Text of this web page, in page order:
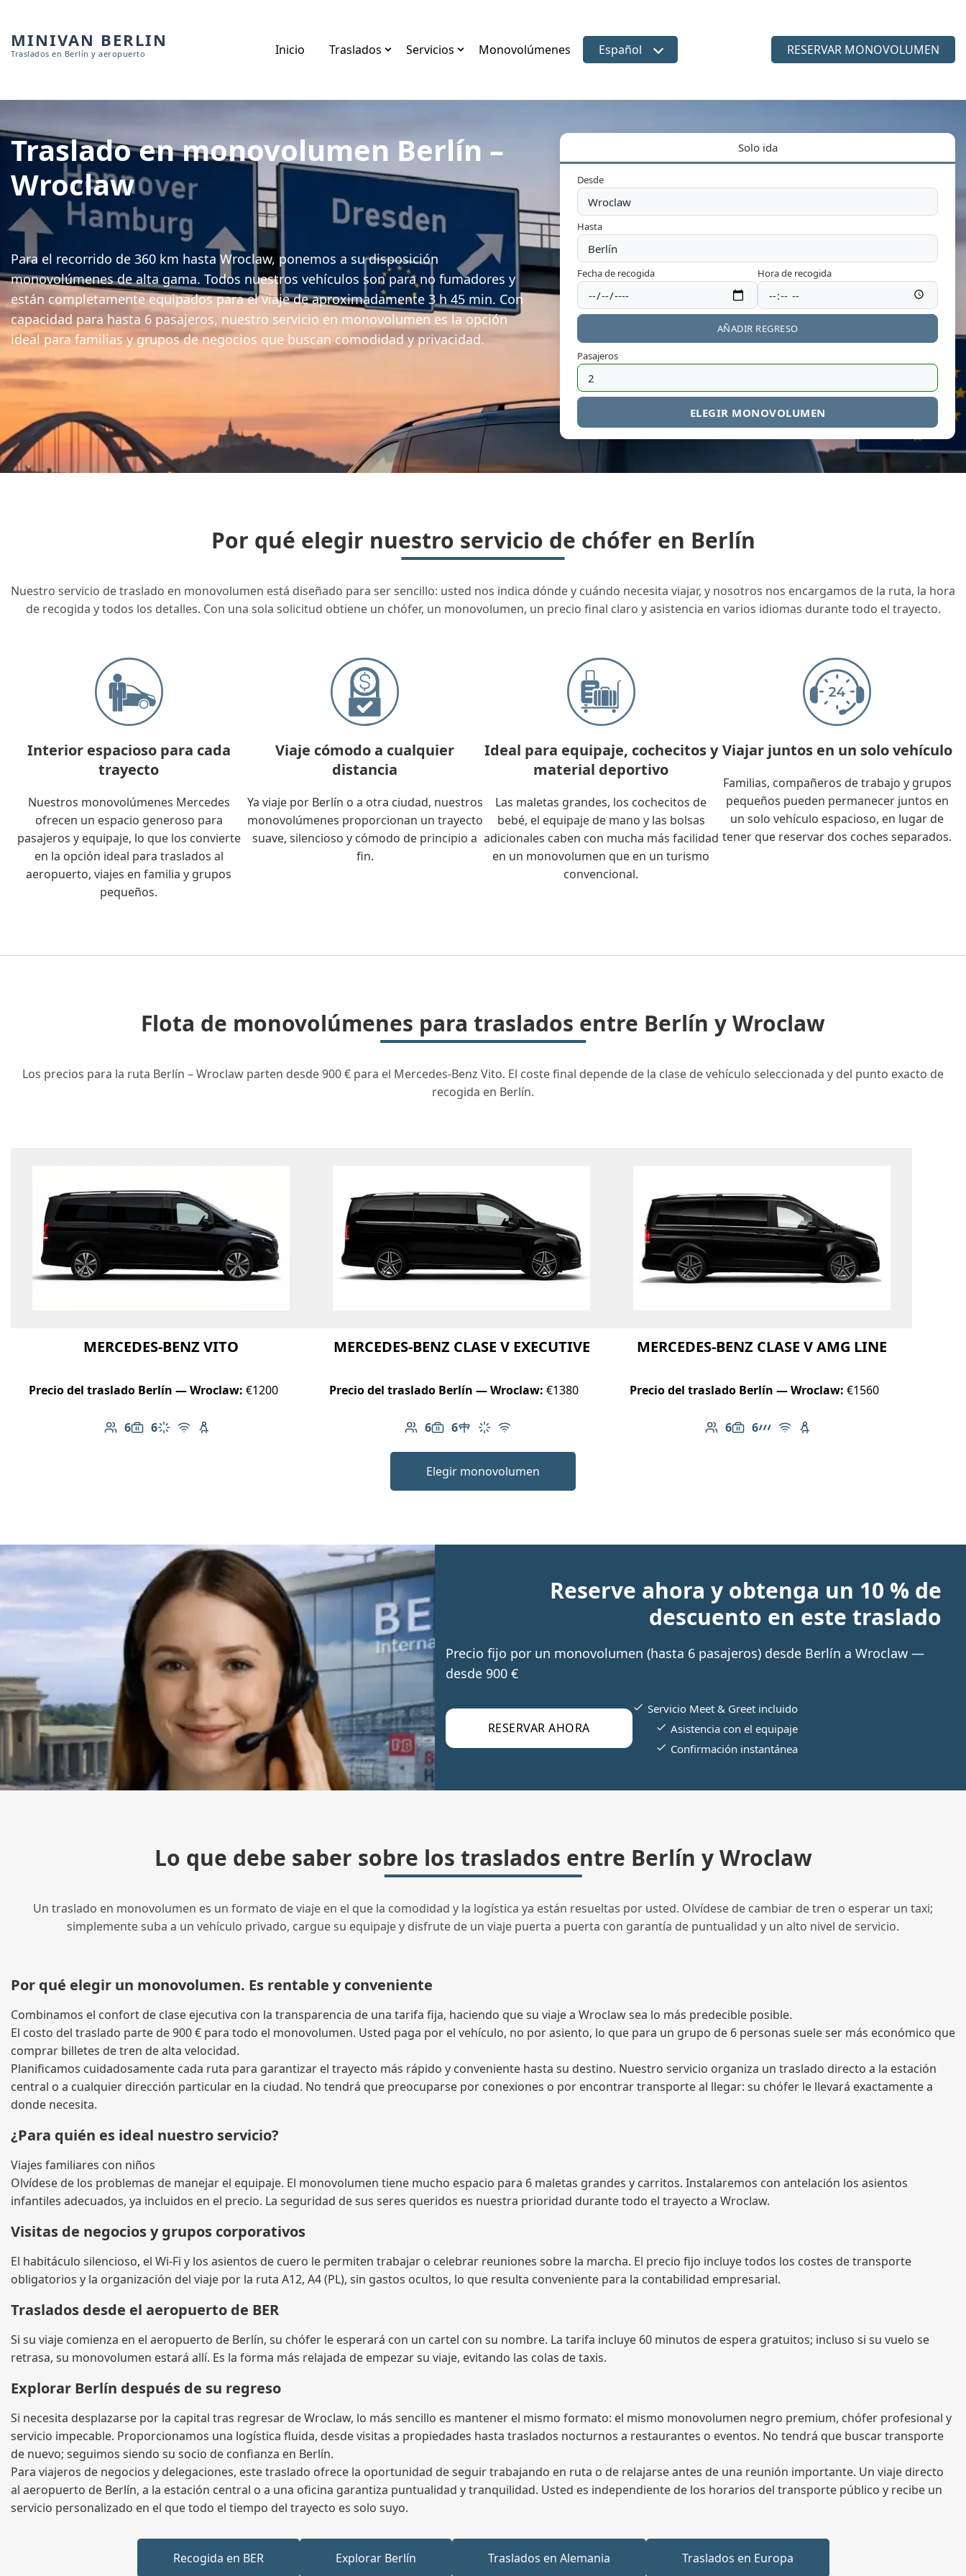
MINIVAN BERLIN
Traslados en Berlín y aeropuerto Inicio Traslados Servicios Monovolúmenes Elegir idioma
Español RESERVAR MONOVOLUMEN
Traslado en monovolumen Berlín –
Wroclaw
Para el recorrido de 360 km hasta Wroclaw, ponemos a su disposición
monovolúmenes de alta gama. Todos nuestros vehículos son para no fumadores y
están completamente equipados para el viaje de aproximadamente 3 h 45 min. Con
capacidad para hasta 6 pasajeros, nuestro servicio en monovolumen es la opción
ideal para familias y grupos de negocios que buscan comodidad y privacidad.
Solo ida
Desde
Hasta
Fecha de recogida Hora de recogida
AÑADIR REGRESO
Pasajeros
ELEGIR MONOVOLUMEN
Por qué elegir nuestro servicio de chófer en Berlín
Nuestro servicio de traslado en monovolumen está diseñado para ser sencillo: usted nos indica dónde y cuándo necesita viajar, y nosotros nos encargamos de la ruta, la hora
de recogida y todos los detalles. Con una sola solicitud obtiene un chófer, un monovolumen, un precio final claro y asistencia en varios idiomas durante todo el trayecto.
Interior espacioso para cada
trayecto
Nuestros monovolúmenes Mercedes
ofrecen un espacio generoso para
pasajeros y equipaje, lo que los convierte
en la opción ideal para traslados al
aeropuerto, viajes en familia y grupos
pequeños.
Viaje cómodo a cualquier
distancia
Ya viaje por Berlín o a otra ciudad, nuestros
monovolúmenes proporcionan un trayecto
suave, silencioso y cómodo de principio a
fin.
Ideal para equipaje, cochecitos y
material deportivo
Las maletas grandes, los cochecitos de
bebé, el equipaje de mano y las bolsas
adicionales caben con mucha más facilidad
en un monovolumen que en un turismo
convencional.
Viajar juntos en un solo vehículo
Familias, compañeros de trabajo y grupos
pequeños pueden permanecer juntos en
un solo vehículo espacioso, en lugar de
tener que reservar dos coches separados.
Flota de monovolúmenes para traslados entre Berlín y Wroclaw
Los precios para la ruta Berlín – Wroclaw parten desde 900 € para el Mercedes-Benz Vito. El coste final depende de la clase de vehículo seleccionada y del punto exacto de
recogida en Berlín.
MERCEDES-BENZ VITO
Precio del traslado Berlín — Wroclaw: €1200
6
Número de pasajeros: 6
6
Capacidad de equipaje: 6
Aire acondicionado
Wi-Fi gratuito
Asiento infantil disponible
MERCEDES-BENZ CLASE V EXECUTIVE
Precio del traslado Berlín — Wroclaw: €1380
6
Número de pasajeros: 6
6
Capacidad de equipaje: 6
Mesa en el vehículo
Aire acondicionado
Wi-Fi gratuito
MERCEDES-BENZ CLASE V AMG LINE
Precio del traslado Berlín — Wroclaw: €1560
6
Número de pasajeros: 6
6
Capacidad de equipaje: 6
Línea AMG
Wi-Fi gratuito
Asiento infantil disponible
Elegir monovolumen
Reserve ahora y obtenga un 10 % de
descuento en este traslado
Precio fijo por un monovolumen (hasta 6 pasajeros) desde Berlín a Wroclaw —
desde 900 €
RESERVAR AHORA
Servicio Meet & Greet incluido
Asistencia con el equipaje
Confirmación instantánea
Lo que debe saber sobre los traslados entre Berlín y Wroclaw
Un traslado en monovolumen es un formato de viaje en el que la comodidad y la logística ya están resueltas por usted. Olvídese de cambiar de tren o esperar un taxi;
simplemente suba a un vehículo privado, cargue su equipaje y disfrute de un viaje puerta a puerta con garantía de puntualidad y un alto nivel de servicio.
Por qué elegir un monovolumen. Es rentable y conveniente
Combinamos el confort de clase ejecutiva con la transparencia de una tarifa fija, haciendo que su viaje a Wroclaw sea lo más predecible posible.
El costo del traslado parte de 900 € para todo el monovolumen. Usted paga por el vehículo, no por asiento, lo que para un grupo de 6 personas suele ser más económico que
comprar billetes de tren de alta velocidad.
Planificamos cuidadosamente cada ruta para garantizar el trayecto más rápido y conveniente hasta su destino. Nuestro servicio organiza un traslado directo a la estación
central o a cualquier dirección particular en la ciudad. No tendrá que preocuparse por conexiones o por encontrar transporte al llegar: su chófer le llevará exactamente a
donde necesita.
¿Para quién es ideal nuestro servicio?
Viajes familiares con niños
Olvídese de los problemas de manejar el equipaje. El monovolumen tiene mucho espacio para 6 maletas grandes y carritos. Instalaremos con antelación los asientos
infantiles adecuados, ya incluidos en el precio. La seguridad de sus seres queridos es nuestra prioridad durante todo el trayecto a Wroclaw.
Visitas de negocios y grupos corporativos
El habitáculo silencioso, el Wi‑Fi y los asientos de cuero le permiten trabajar o celebrar reuniones sobre la marcha. El precio fijo incluye todos los costes de transporte
obligatorios y la organización del viaje por la ruta A12, A4 (PL), sin gastos ocultos, lo que resulta conveniente para la contabilidad empresarial.
Traslados desde el aeropuerto de BER
Si su viaje comienza en el aeropuerto de Berlín, su chófer le esperará con un cartel con su nombre. La tarifa incluye 60 minutos de espera gratuitos; incluso si su vuelo se
retrasa, su monovolumen estará allí. Es la forma más relajada de empezar su viaje, evitando las colas de taxis.
Explorar Berlín después de su regreso
Si necesita desplazarse por la capital tras regresar de Wroclaw, lo más sencillo es mantener el mismo formato: el mismo monovolumen negro premium, chófer profesional y
servicio impecable. Proporcionamos una logística fluida, desde visitas a propiedades hasta traslados nocturnos a restaurantes o eventos. No tendrá que buscar transporte
de nuevo; seguimos siendo su socio de confianza en Berlín.
Para viajeros de negocios y delegaciones, este traslado ofrece la oportunidad de seguir trabajando en ruta o de relajarse antes de una reunión importante. Un viaje directo
al aeropuerto de Berlín, a la estación central o a una oficina garantiza puntualidad y tranquilidad. Usted es independiente de los horarios del transporte público y recibe un
servicio personalizado en el que todo el tiempo del trayecto es solo suyo.
Recogida en BER Explorar Berlín Traslados en Alemania Traslados en Europa